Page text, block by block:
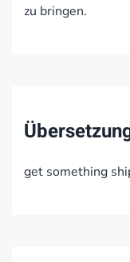
zu bringen.
get something